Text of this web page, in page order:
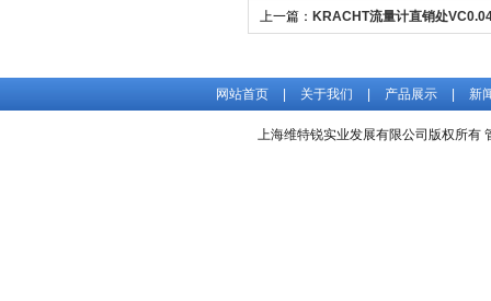
上一篇： KRACHT流量计直销处
网站首页 关于我们 产品展示 新
上海维特锐实业发展有限公司版权所有